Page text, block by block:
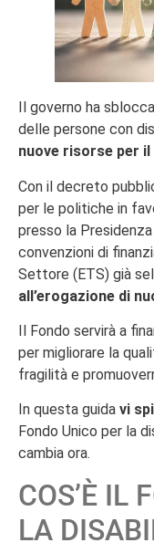
Il governo ha
delle persone con
nuove risorse per il
Con il decreto
per le politiche in
presso la
convenzioni di
Settore (ETS) già
all’erogazione di
Il Fondo servirà a
per migliorare la
fragilità e
In questa guida vi
Fondo Unico per la
cambia ora.
COS’È IL
LA